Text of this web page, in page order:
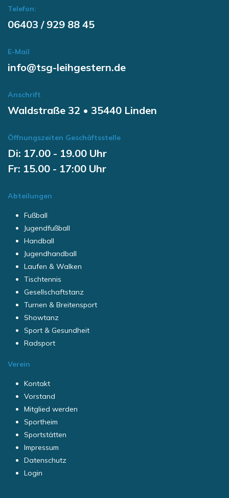
Telefon:
06403 / 929 88 45
E-Mail
info@tsg-leihgestern.de
Anschrift
Waldstraße 32 • 35440 Linden
Öffnungszeiten Geschäftsstelle
Di: 17.00 - 19.00 Uhr
Fr: 15.00 - 17:00 Uhr
Abteilungen
Fußball
Jugendfußball
Handball
Jugendhandball
Laufen & Walken
Tischtennis
Gesellschaftstanz
Turnen & Breitensport
Showtanz
Sport & Gesundheit
Radsport
Verein
Kontakt
Vorstand
Mitglied werden
Sportheim
Sportstätten
Impressum
Datenschutz
Login